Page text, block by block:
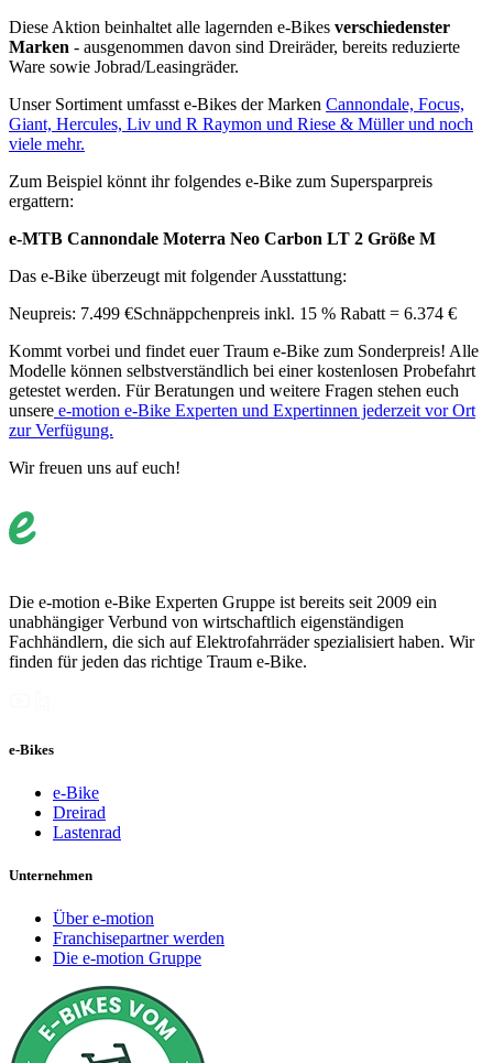
Diese Aktion beinhaltet alle lagernden e-Bikes verschiedenster
Marken - ausgenommen davon sind Dreiräder, bereits reduzierte
Ware sowie Jobrad/Leasingräder.
Unser Sortiment umfasst e-Bikes der Marken Cannondale, Focus,
Giant, Hercules, Liv und R Raymon und Riese & Müller und noch
viele mehr.
Zum Beispiel könnt ihr folgendes e-Bike zum Supersparpreis
ergattern:
e-MTB Cannondale Moterra Neo Carbon LT 2 Größe M
Das e-Bike überzeugt mit folgender Ausstattung:
Neupreis: 7.499 €Schnäppchenpreis inkl. 15 % Rabatt = 6.374 €
Kommt vorbei und findet euer Traum e-Bike zum Sonderpreis! Alle
Modelle können selbstverständlich bei einer kostenlosen Probefahrt
getestet werden. Für Beratungen und weitere Fragen stehen euch
unsere e-motion e-Bike Experten und Expertinnen jederzeit vor Ort
zur Verfügung.
Wir freuen uns auf euch!
Die e-motion e-Bike Experten Gruppe ist bereits seit 2009 ein
unabhängiger Verbund von wirtschaftlich eigenständigen
Fachhändlern, die sich auf Elektrofahrräder spezialisiert haben. Wir
finden für jeden das richtige Traum e-Bike.
e-Bikes
e-Bike
Dreirad
Lastenrad
Unternehmen
Über e-motion
Franchisepartner werden
Die e-motion Gruppe